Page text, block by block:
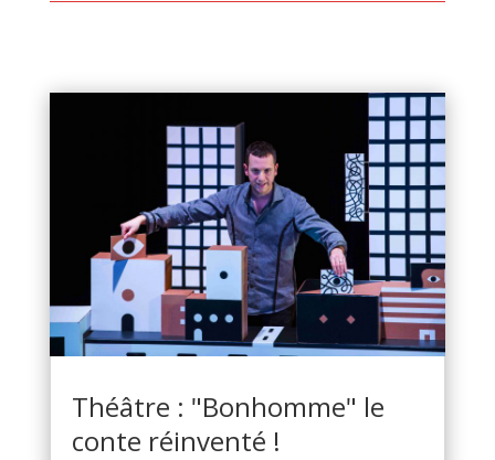
Théâtre : "Bonhomme" le
conte réinventé !